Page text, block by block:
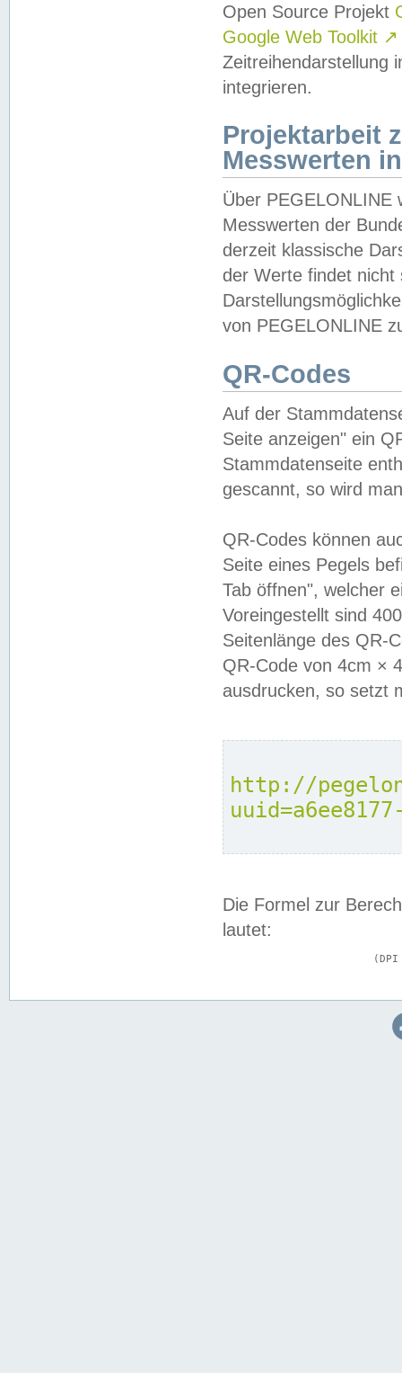
Open Source Projekt
Google Web Toolkit ↗
Zeitreihendarstellung
integrieren.
Projektarbeit
Messwerten
Über PEGELONLINE
Messwerten der
derzeit klassische
der Werte findet
von PEGELONLINE
QR-Codes
Auf der
Seite anzeigen" ein
Stammdatenseite
gescannt, so wird
QR-Codes können
Seite eines Pegels
Tab öffnen", welcher
Voreingestellt sind
Seitenlänge des QR-
QR-Code von 4cm ×
ausdrucken, so setzt
http://
Die Formel zur
lautet: